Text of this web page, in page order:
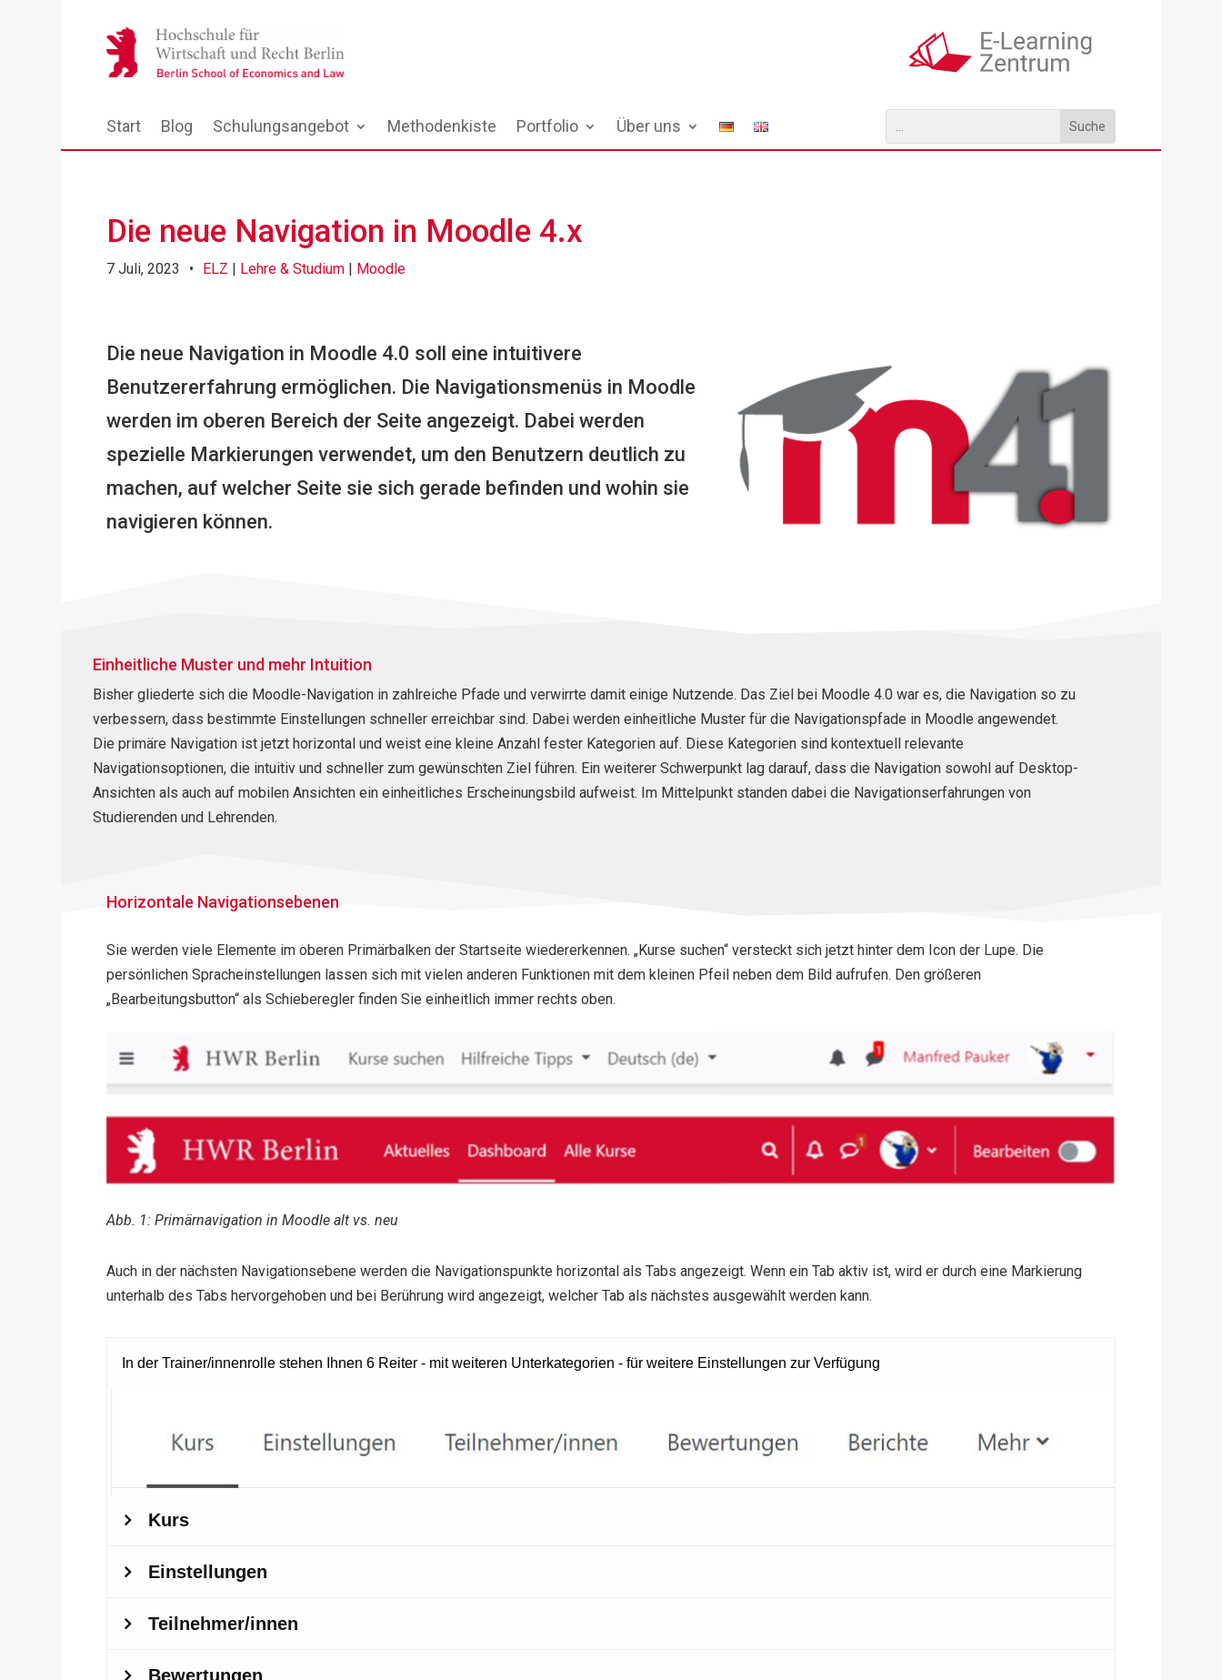
Start Blog Schulungsangebot Methodenkiste Portfolio Über uns
Die neue Navigation in Moodle 4.x
7 Juli, 2023 • ELZ | Lehre & Studium | Moodle
Die neue Navigation in Moodle 4.0 soll eine intuitivere
Benutzererfahrung ermöglichen. Die Navigationsmenüs in Moodle
werden im oberen Bereich der Seite angezeigt. Dabei werden
spezielle Markierungen verwendet, um den Benutzern deutlich zu
machen, auf welcher Seite sie sich gerade befinden und wohin sie
navigieren können.
Einheitliche Muster und mehr Intuition
Bisher gliederte sich die Moodle-Navigation in zahlreiche Pfade und verwirrte damit einige Nutzende. Das Ziel bei Moodle 4.0 war es, die Navigation so zu
verbessern, dass bestimmte Einstellungen schneller erreichbar sind. Dabei werden einheitliche Muster für die Navigationspfade in Moodle angewendet.
Die primäre Navigation ist jetzt horizontal und weist eine kleine Anzahl fester Kategorien auf. Diese Kategorien sind kontextuell relevante
Navigationsoptionen, die intuitiv und schneller zum gewünschten Ziel führen. Ein weiterer Schwerpunkt lag darauf, dass die Navigation sowohl auf Desktop-
Ansichten als auch auf mobilen Ansichten ein einheitliches Erscheinungsbild aufweist. Im Mittelpunkt standen dabei die Navigationserfahrungen von
Studierenden und Lehrenden.
Horizontale Navigationsebenen
Sie werden viele Elemente im oberen Primärbalken der Startseite wiedererkennen. „Kurse suchen“ versteckt sich jetzt hinter dem Icon der Lupe. Die
persönlichen Spracheinstellungen lassen sich mit vielen anderen Funktionen mit dem kleinen Pfeil neben dem Bild aufrufen. Den größeren
„Bearbeitungsbutton“ als Schieberegler finden Sie einheitlich immer rechts oben.
Abb. 1: Primärnavigation in Moodle alt vs. neu
Auch in der nächsten Navigationsebene werden die Navigationspunkte horizontal als Tabs angezeigt. Wenn ein Tab aktiv ist, wird er durch eine Markierung
unterhalb des Tabs hervorgehoben und bei Berührung wird angezeigt, welcher Tab als nächstes ausgewählt werden kann.